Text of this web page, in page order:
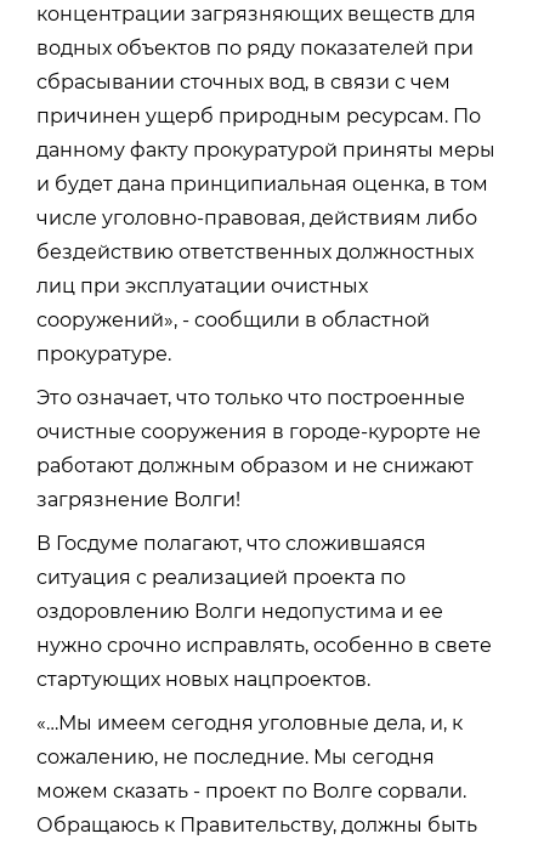
концентрации загрязняющих веществ для
водных объектов по ряду показателей при
сбрасывании сточных вод, в связи с чем
причинен ущерб природным ресурсам. По
данному факту прокуратурой приняты меры
и будет дана принципиальная оценка, в том
числе уголовно-правовая, действиям либо
бездействию ответственных должностных
лиц при эксплуатации очистных
сооружений», - сообщили в областной
прокуратуре.
Это означает, что только что построенные
очистные сооружения в городе-курорте не
работают должным образом и не снижают
загрязнение Волги!
В Госдуме полагают, что сложившаяся
ситуация с реализацией проекта по
оздоровлению Волги недопустима и ее
нужно срочно исправлять, особенно в свете
стартующих новых нацпроектов.
«…Мы имеем сегодня уголовные дела, и, к
сожалению, не последние. Мы сегодня
можем сказать - проект по Волге сорвали.
Обращаюсь к Правительству, должны быть